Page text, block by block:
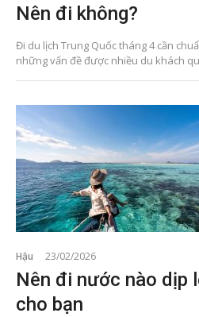
Nên đi không?
Đi du lịch Trung Quốc tháng 4 cần
những vấn đề được nhiều du khách
Hậu 23/02/2026
Nên đi nước nào dịp
cho bạn